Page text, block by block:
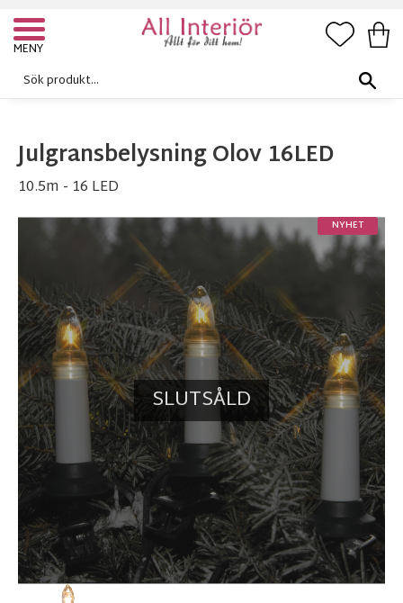
Meny
Julgransbelysning Olov 16LED
10.5m - 16 LED
SLUTSÅLD
NYHET